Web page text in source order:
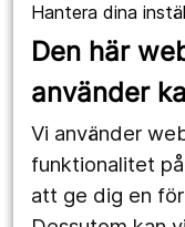
Hantera dina
Den här
använder
Vi använder
funktionalitet
att ge dig en
Våra
1177.se
Region Örebro län